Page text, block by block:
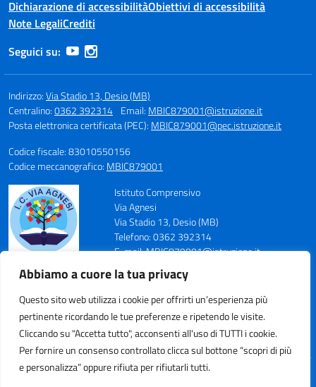
Abbiamo a cuore la tua privacy
Questo sito web utilizza i cookie per offrirti un’esperienza più
pertinente ricordando le tue preferenze e ripetendo le visite.
Cliccando su "Accetta tutto", acconsenti all'uso di TUTTI i cookie.
Per fornire un consenso controllato clicca sul bottone “scopri di più
e personalizza” oppure rifiuta per rifiutarli tutti.
Dichiarazione di accessibilitàObiettivi di accessibilità
Note LegaliCrediti
Seguici su:
Indirizzo:Via Stadio 13, Desio (MB)
Centralino:0362 392314 Email: MBIC879001@istruzione.it
Posta elettronica certificata (PEC): MBIC879001@pec.istruzione.it
Codice fiscale: 83010550156
Codice meccanografico: MBIC879001
Istituto Comprensivo
Via Agnesi
Via Stadio 13, Desio (MB)
Telefono: 0362 392314
E-mail: MBIC879001@istruzione.it
PEC: MBIC879001@pec.istruzione.it
Codice Meccanografico: MBIC879001
Codice Fiscale: 83010550156